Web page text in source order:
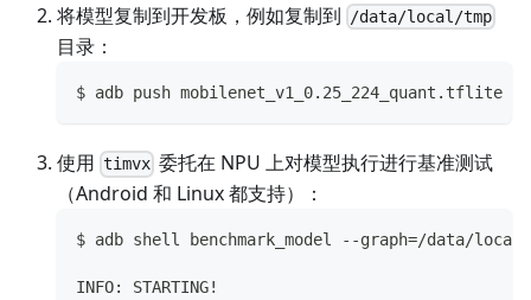
将模型复制到开发板，例如复制到 /data/local/tmp
目录：
$ adb push mobilenet_v1_0.25_224_quant.tflite
使用 timvx 委托在 NPU 上对模型执行进行基准测试
（Android 和 Linux 都支持）：
$ adb shell benchmark_model --graph=/data/
INFO: STARTING!